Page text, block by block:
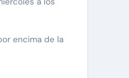
encima de la